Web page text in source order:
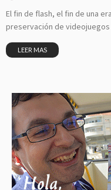
El fin de flash, el fin de una
preservación de
LEER MAS